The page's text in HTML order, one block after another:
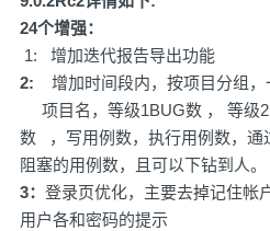
24个增强：
1: 增加迭代报告导出功能
2:
增加时间段内，按项目分组
项目名，等级1BUG数 ， 等级
数 ，写用例数，执行用例数，通
阻塞的用例数，且可以下钻到人。
3： 登录页优化，主要去掉记住帐
用户各和密码的提示